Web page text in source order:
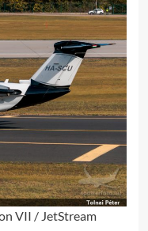
VII / JetStream